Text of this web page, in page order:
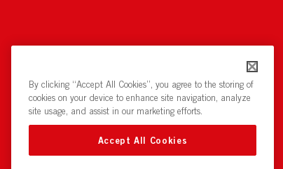
By clicking “Accept All Cookies”, you agree to the storing of
cookies on your device to enhance site navigation, analyze
site usage, and assist in our marketing efforts.
Accept All Cookies